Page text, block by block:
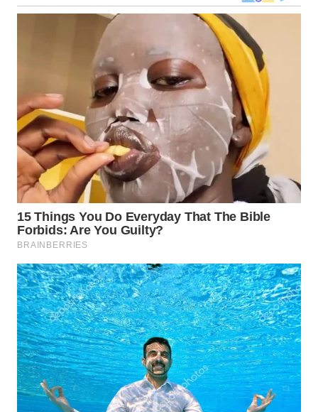
PADANG
WN
CIANJUR
WN
KEPULAUAN
SERIBU
WN
TANGERANG
WN
BINJAI
WN
CIREBON
WN
INDRAMAYU